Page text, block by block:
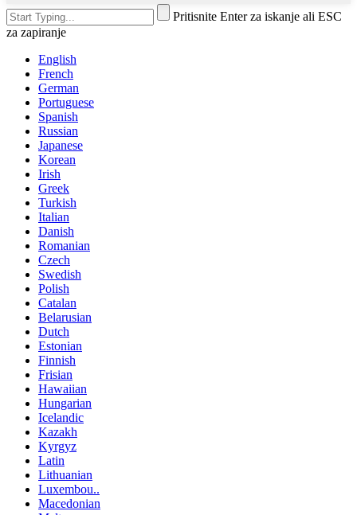
Pritisnite Enter za iskanje ali ESC
za zapiranje
English
French
German
Portuguese
Spanish
Russian
Japanese
Korean
Irish
Greek
Turkish
Italian
Danish
Romanian
Czech
Swedish
Polish
Catalan
Belarusian
Dutch
Estonian
Finnish
Frisian
Hawaiian
Hungarian
Icelandic
Kazakh
Kyrgyz
Latin
Lithuanian
Luxembou..
Macedonian